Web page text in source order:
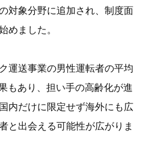
対象分野に追加され、制度面
めました。
運送事業の男性運転者の平均
もあり、担い手の高齢化が進
内だけに限定せず海外にも広
と出会える可能性が広がりま